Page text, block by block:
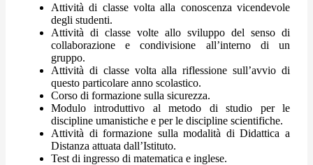
Attività di classe volta alla conoscenza vicendevole
degli studenti.
Attività di classe volte allo sviluppo del senso di
collaborazione e condivisione all’interno di un
gruppo.
Attività di classe volta alla riflessione sull’avvio di
questo particolare anno scolastico.
Corso di formazione sulla sicurezza.
Modulo introduttivo al metodo di studio per le
discipline umanistiche e per le discipline scientifiche.
Attività di formazione sulla modalità di Didattica a
Distanza attuata dall’Istituto.
Test di ingresso di matematica e inglese.